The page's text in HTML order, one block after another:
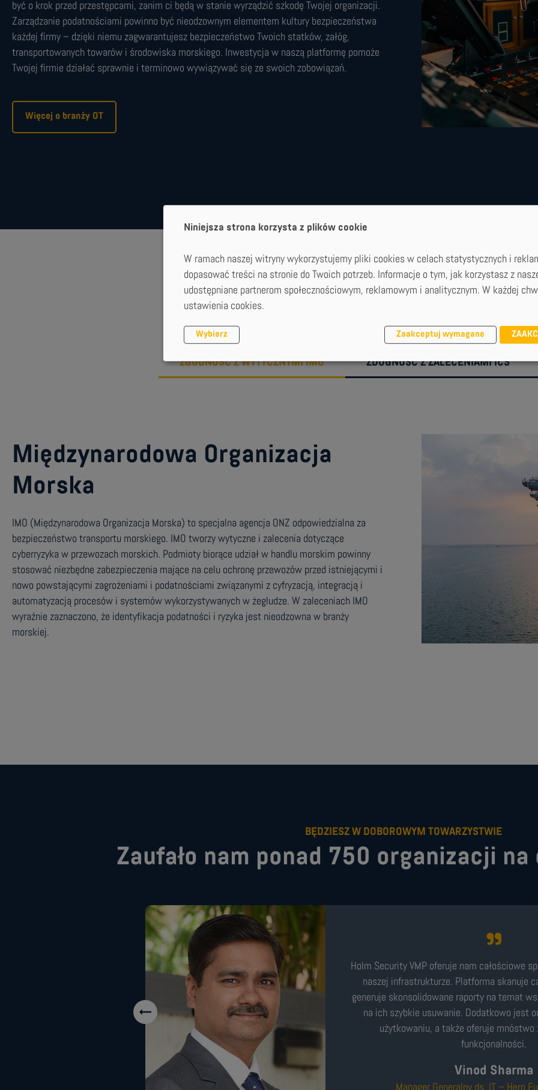
być o krok przed przestępcami, zanim ci będą w stanie wyrządzić szkodę Twojej organizacji.
Zarządzanie podatnościami powinno być nieodzownym elementem kultury bezpieczeństwa
każdej firmy – dzięki niemu zagwarantujesz bezpieczeństwo Twoich statków, załóg,
transportowanych towarów i środowiska morskiego. Inwestycja w naszą platformę pomoże
Twojej firmie działać sprawnie i terminowo wywiązywać się ze swoich zobowiązań.
Więcej o branży OT
Spełniaj wymogi
ZGODNOŚĆ Z WYTYCZNYMI IMO ZDOGNOŚĆ Z ZALECENIAMI ICS
Międzynarodowa Organizacja
Morska
IMO (Międzynarodowa Organizacja Morska) to specjalna agencja ONZ odpowiedzialna za
bezpieczeństwo transportu morskiego. IMO tworzy wytyczne i zalecenia dotyczące
cyberryzyka w przewozach morskich. Podmioty biorące udział w handlu morskim powinny
stosować niezbędne zabezpieczenia mające na celu ochronę przewozów przed istniejącymi i
nowo powstającymi zagrożeniami i podatnościami związanymi z cyfryzacją, integracją i
automatyzacją procesów i systemów wykorzystywanych w żegludze. W zaleceniach IMO
wyraźnie zaznaczono, że identyfikacja podatności i ryzyka jest nieodzowna w branży
morskiej.
BĘDZIESZ W DOBOROWYM TOWARZYSTWIE
Zaufało nam ponad 750 organizacji na
Holm Security VMP oferuje nam całościowe
naszej infrastrukturze. Platforma skanuje
generuje skonsolidowane raporty na temat
na ich szybkie usuwanie. Dodatkowo jest
użytkowaniu, a także oferuje mnóstwo
funkcjonalności.
Vinod Sharma
Niniejsza strona korzysta z plików cookie
W ramach naszej witryny wykorzystujemy pliki cookies w celach statystycznych i
dopasować treści na stronie do Twoich potrzeb. Informacje o tym, jak korzystasz z
udostępniane partnerom społecznościowym, reklamowym i analitycznym. W każdej
ustawienia cookies.
Wybierz Zaakceptuj wymagane